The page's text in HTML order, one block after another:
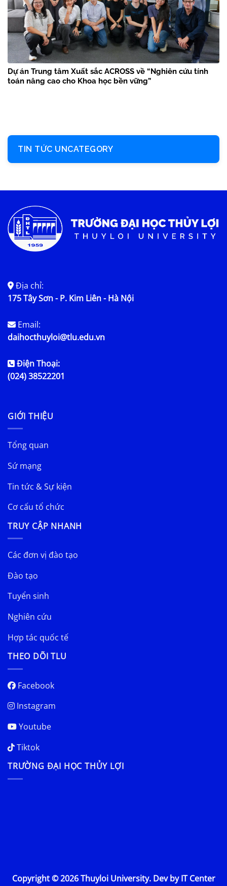
Dự án Trung tâm Xuất sắc ACROSS về “Nghiên cứu tính
toán nâng cao cho Khoa học bền vững”
TIN TỨC UNCATEGORY
Địa chỉ:
175 Tây Sơn - P. Kim Liên - Hà Nội
Email:
daihocthuyloi@tlu.edu.vn
Điện Thoại:
(024) 38522201
GIỚI THIỆU
Tổng quan
Sứ mạng
Tin tức & Sự kiện
Cơ cấu tổ chức
TRUY CẬP NHANH
Các đơn vị đào tạo
Đào tạo
Tuyển sinh
Nghiên cứu
Hợp tác quốc tế
THEO DÕI TLU
Facebook
Instagram
Youtube
Tiktok
TRƯỜNG ĐẠI HỌC THỦY LỢI
Copyright © 2026 Thuyloi University. Dev by IT Center